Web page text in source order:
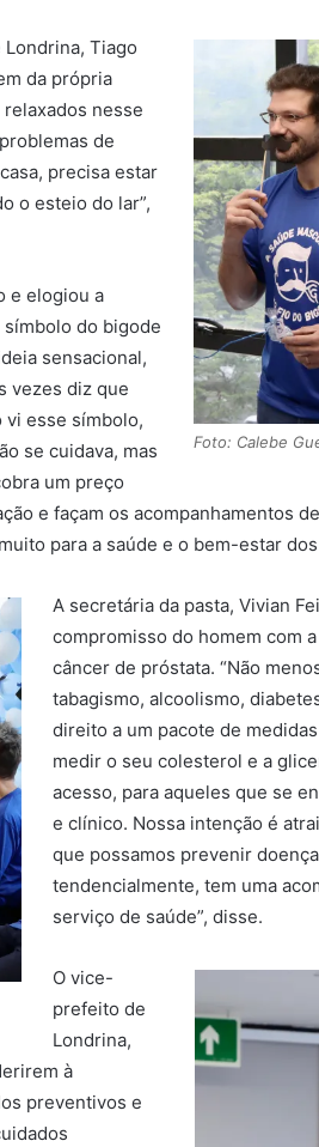
Foto: Calebe
Tiago
da própria
nesse
de
precisa estar
o esteio do lar”,
e elogiou a
do bigode
sensacional,
vezes diz que
vi esse símbolo,
se cuidava, mas
um preço
e façam os acompanhamentos
para a saúde e o bem-estar
A secretária da pasta, Vivian
compromisso do homem com
câncer de próstata. “Não
tabagismo, alcoolismo,
direito a um pacote de
medir o seu colesterol e a
acesso, para aqueles que se
e clínico. Nossa intenção é
que possamos prevenir
tendencialmente, tem uma
serviço de saúde”, disse.
O vice-
prefeito de
Londrina,
à
preventivos e